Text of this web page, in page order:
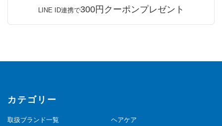
LINE ID連携で300円クーポンプレゼント
カテゴリー
取扱ブランド一覧 ヘアケア